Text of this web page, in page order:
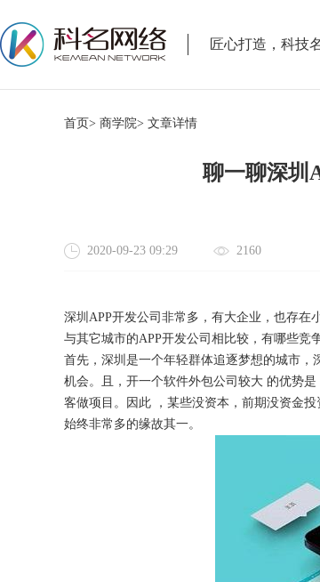
匠心打造，科技
首页> 商学院> 文章详情
聊一聊深圳
2020-09-23 09:29 2160
深圳 APP开发公司非常多，有大企业，也存在
与其它城市的APP开发公司相比较，有哪些竞
首先，深圳是一个年轻群体追逐梦想的城市
机会。且，开一个软件外包公司较大 的优势是
客做项目。因此
，某些没资本，前期没资金
始终非常多的缘故其一。